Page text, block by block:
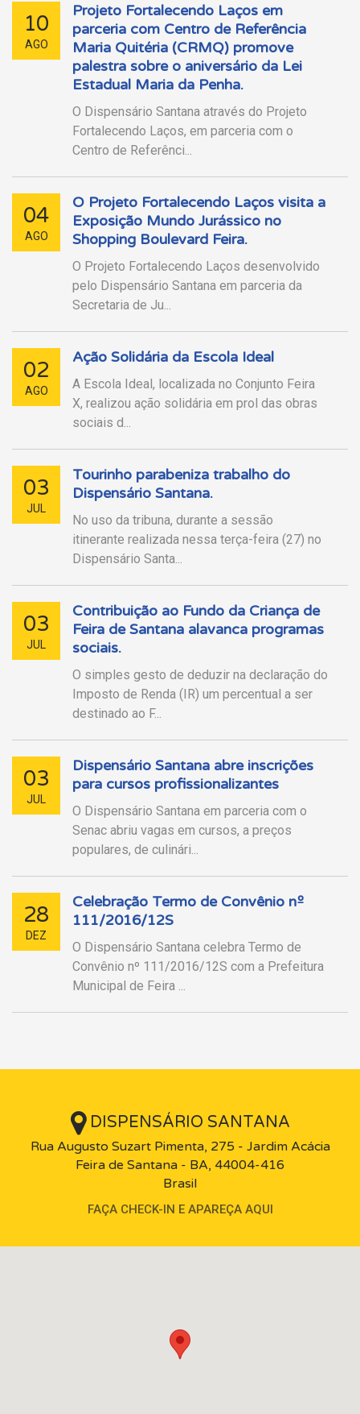
10
AGO
Projeto Fortalecendo Laços em
parceria com Centro de Referência
Maria Quitéria (CRMQ) promove
palestra sobre o aniversário da Lei
Estadual Maria da Penha.
O Dispensário Santana através do Projeto
Fortalecendo Laços, em parceria com o
Centro de Referênci...
04
AGO
O Projeto Fortalecendo Laços visita a
Exposição Mundo Jurássico no
Shopping Boulevard Feira.
O Projeto Fortalecendo Laços desenvolvido
pelo Dispensário Santana em parceria da
Secretaria de Ju...
02
AGO
Ação Solidária da Escola Ideal
A Escola Ideal, localizada no Conjunto Feira
X, realizou ação solidária em prol das obras
sociais d...
03
JUL
Tourinho parabeniza trabalho do
Dispensário Santana.
No uso da tribuna, durante a sessão
itinerante realizada nessa terça-feira (27) no
Dispensário Santa...
03
JUL
Contribuição ao Fundo da Criança de
Feira de Santana alavanca programas
sociais.
O simples gesto de deduzir na declaração do
Imposto de Renda (IR) um percentual a ser
destinado ao F...
03
JUL
Dispensário Santana abre inscrições
para cursos profissionalizantes
O Dispensário Santana em parceria com o
Senac abriu vagas em cursos, a preços
populares, de culinári...
28
DEZ
Celebração Termo de Convênio nº
111/2016/12S
O Dispensário Santana celebra Termo de
Convênio nº 111/2016/12S com a Prefeitura
Municipal de Feira ...
DISPENSÁRIO SANTANA
Rua Augusto Suzart Pimenta, 275 - Jardim Acácia
Feira de Santana - BA, 44004-416
Brasil
FAÇA CHECK-IN E APAREÇA AQUI